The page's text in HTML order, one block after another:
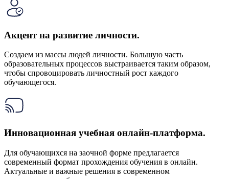
Акцент на развитие личности.
Создаем из массы людей личности. Большую часть
образовательных процессов выстраивается таким образом,
чтобы спровоцировать личностный рост каждого
обучающегося.
Инновационная учебная онлайн-платформа.
Для обучающихся на заочной форме предлагается
современный формат прохождения обучения в онлайн.
Актуальные и важные решения в современном